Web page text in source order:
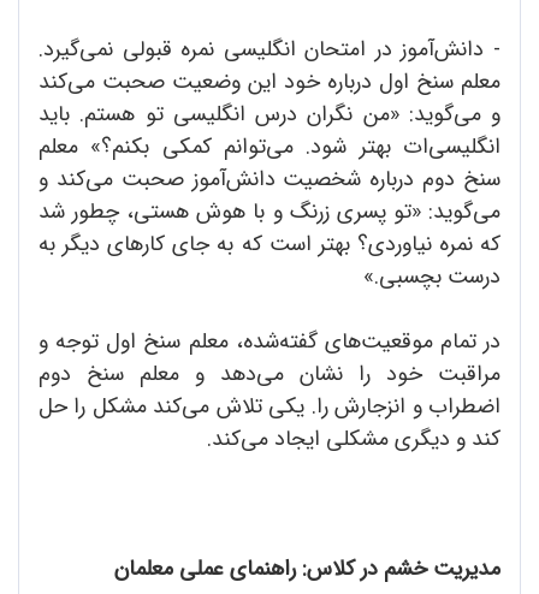
- دانش‌آموز در امتحان انگلیسی نمره قبولی نمی‌گیرد.
معلم سنخ اول درباره خود این وضعیت صحبت می‌کند
و می‌گوید: «من نگران درس انگلیسی تو هستم. باید
انگلیسی‌ات بهتر شود. می‌توانم کمکی بکنم؟» معلم
سنخ دوم درباره شخصیت دانش‌آموز صحبت می‌کند و
می‌گوید: «تو پسری زرنگ و با هوش هستی، چطور شد
که نمره نیاوردی؟ بهتر است که به جای کارهای دیگر به
درست بچسبی.»
در تمام موقعیت‌های گفته‌شده، معلم سنخ اول توجه و
مراقبت خود را نشان می‌دهد و معلم سنخ دوم
اضطراب و انزجارش را. یکی تلاش می‌کند مشکل را حل
کند و دیگری مشکلی ایجاد می‌کند.
مدیریت خشم در کلاس: راهنمای عملی معلمان